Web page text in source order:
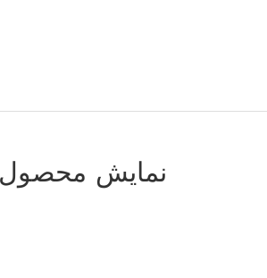
نمایش محصول